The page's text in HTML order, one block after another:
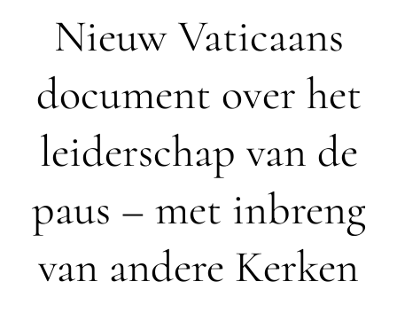
Nieuw Vaticaans
document over het
leiderschap van de
paus – met inbreng
van andere Kerken